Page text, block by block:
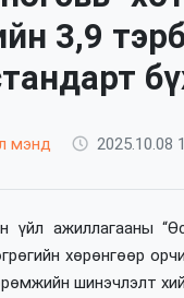
3,9
мэнд 2025.10.08
үйл ажиллагааны
хөрөнгөөр
шинэчлэлт